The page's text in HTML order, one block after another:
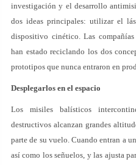
investigación y el desarrollo
dos ideas principales: utilizar el
dispositivo cinético. Las
han estado reciclando los dos
prototipos que nunca entraron en
Desplegarlos en el espacio
Los misiles balísticos
destructivos alcanzan grandes
parte de su vuelo. Cuando entran a
así como los señuelos, y las ajusta